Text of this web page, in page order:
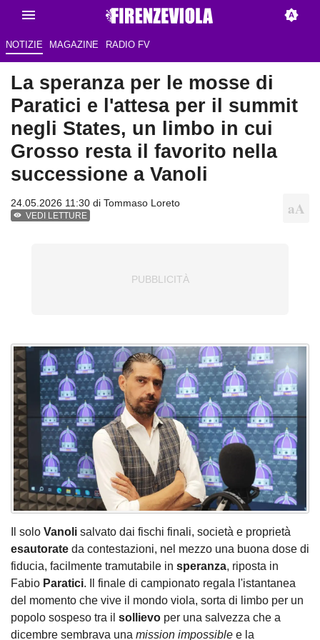
NOTIZIE MAGAZINE RADIO FV
La speranza per le mosse di
Paratici e l'attesa per il summit
negli States, un limbo in cui
Grosso resta il favorito nella
successione a Vanoli
24.05.2026 11:30 di Tommaso Loreto
VEDI LETTURE
Il solo Vanoli salvato dai fischi finali, società e proprietà
esautorate da contestazioni, nel mezzo una buona dose di
fiducia, facilmente tramutabile in speranza, riposta in
Fabio Paratici. Il finale di campionato regala l'istantanea
del momento che vive il mondo viola, sorta di limbo per un
popolo sospeso tra il sollievo per una salvezza che a
dicembre sembrava una mission impossible e la